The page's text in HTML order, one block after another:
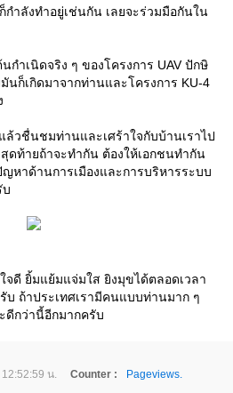
กำลังทำอยู่เช่นกัน เลยจะร่วมมือกันใน
กำเนิดจริง ๆ ของโครงการ UAV ปักษิ
นก็เกิดมาจากท่านและโครงการ KU-4
วชื่นชมท่านและเศร้าใจกับบ้านเราไป
ดท้ายถ้าจะทำกัน ต้องให้เอกชนทำกัน
ญหาด้านการเมืองและการบริหารระบบ
บ
ดี ยิ้มแย้มแจ่มใส ยิงมุขได้ตลอดเวลา
ถ้าประเทศเรามีคนแบบท่านมาก ๆ
ดีกว่านี้อีกมากครับ
น. Counter :
Pageviews.